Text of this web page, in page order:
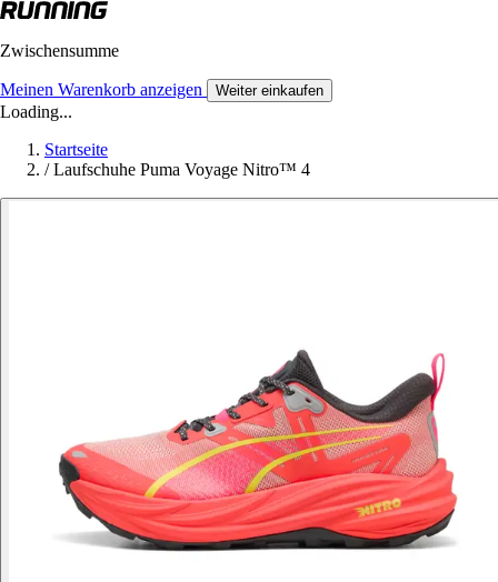
Zwischensumme
Meinen Warenkorb anzeigen Weiter einkaufen
Loading...
Startseite
/ Laufschuhe Puma Voyage Nitro™ 4